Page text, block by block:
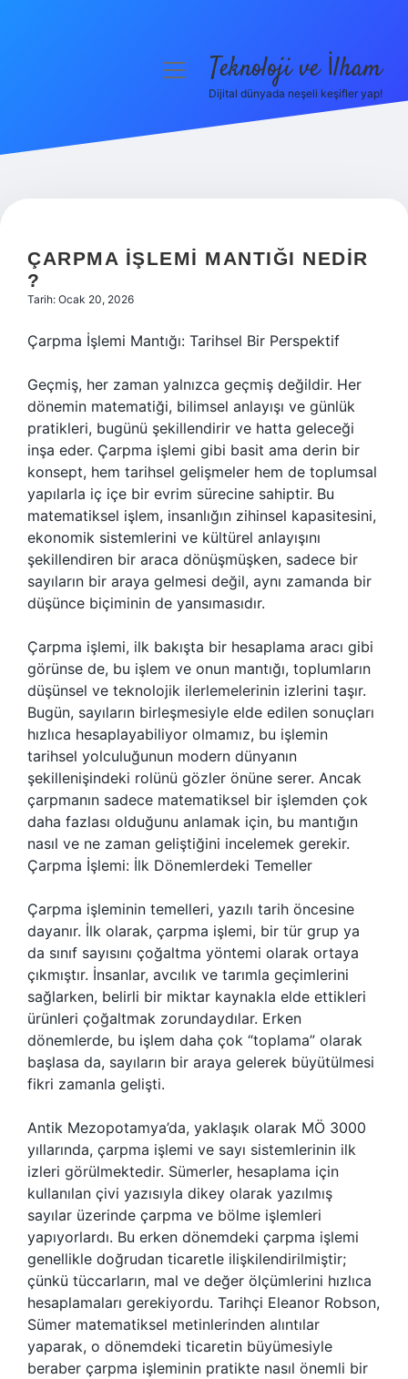
Hakkımızda
menüyüTeknoloji ve İlham
Dijital dünyada neşeli keşifler yap!
ÇARPMA IŞLEMI MANTIĞI NEDIR
?
Tarih: Ocak 20, 2026
Çarpma İşlemi Mantığı: Tarihsel Bir Perspektif
Geçmiş, her zaman yalnızca geçmiş değildir. Her
dönemin matematiği, bilimsel anlayışı ve günlük
pratikleri, bugünü şekillendirir ve hatta geleceği
inşa eder. Çarpma işlemi gibi basit ama derin bir
konsept, hem tarihsel gelişmeler hem de toplumsal
yapılarla iç içe bir evrim sürecine sahiptir. Bu
matematiksel işlem, insanlığın zihinsel kapasitesini,
ekonomik sistemlerini ve kültürel anlayışını
şekillendiren bir araca dönüşmüşken, sadece bir
sayıların bir araya gelmesi değil, aynı zamanda bir
düşünce biçiminin de yansımasıdır.
Çarpma işlemi, ilk bakışta bir hesaplama aracı gibi
görünse de, bu işlem ve onun mantığı, toplumların
düşünsel ve teknolojik ilerlemelerinin izlerini taşır.
Bugün, sayıların birleşmesiyle elde edilen sonuçları
hızlıca hesaplayabiliyor olmamız, bu işlemin
tarihsel yolculuğunun modern dünyanın
şekillenişindeki rolünü gözler önüne serer. Ancak
çarpmanın sadece matematiksel bir işlemden çok
daha fazlası olduğunu anlamak için, bu mantığın
nasıl ve ne zaman geliştiğini incelemek gerekir.
Çarpma İşlemi: İlk Dönemlerdeki Temeller
Çarpma işleminin temelleri, yazılı tarih öncesine
dayanır. İlk olarak, çarpma işlemi, bir tür grup ya
da sınıf sayısını çoğaltma yöntemi olarak ortaya
çıkmıştır. İnsanlar, avcılık ve tarımla geçimlerini
sağlarken, belirli bir miktar kaynakla elde ettikleri
ürünleri çoğaltmak zorundaydılar. Erken
dönemlerde, bu işlem daha çok “toplama” olarak
başlasa da, sayıların bir araya gelerek büyütülmesi
fikri zamanla gelişti.
Antik Mezopotamya’da, yaklaşık olarak MÖ 3000
yıllarında, çarpma işlemi ve sayı sistemlerinin ilk
izleri görülmektedir. Sümerler, hesaplama için
kullanılan çivi yazısıyla dikey olarak yazılmış
sayılar üzerinde çarpma ve bölme işlemleri
yapıyorlardı. Bu erken dönemdeki çarpma işlemi
genellikle doğrudan ticaretle ilişkilendirilmiştir;
çünkü tüccarların, mal ve değer ölçümlerini hızlıca
hesaplamaları gerekiyordu. Tarihçi Eleanor Robson,
Sümer matematiksel metinlerinden alıntılar
yaparak, o dönemdeki ticaretin büyümesiyle
beraber çarpma işleminin pratikte nasıl önemli bir